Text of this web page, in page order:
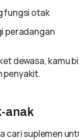
fungsi otak
peradangan
dewasa, kamu
penyakit.
anak
cari suplemen